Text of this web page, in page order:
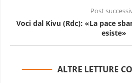
Post
Voci dal Kivu (Rdc): «La pace
esiste»
ALTRE LETTURE